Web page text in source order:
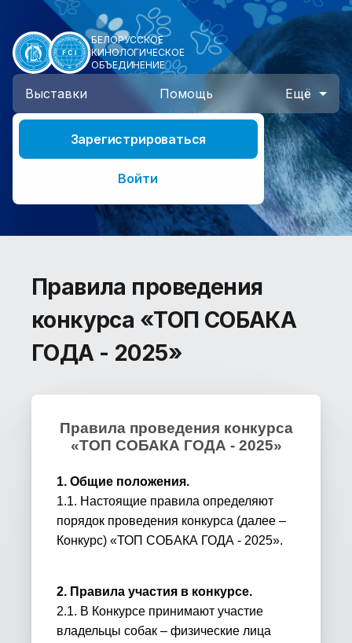
БЕЛОРУССКОЕ
КИНОЛОГИЧЕСКОЕ
ОБЪЕДИНЕНИЕ
Выставки Помощь Ещё
Зарегистрироваться
Войти
Правила проведения
конкурса «ТОП СОБАКА
ГОДА - 2025»
Правила проведения конкурса
«ТОП СОБАКА ГОДА - 2025»
1. Общие положения.
1.1. Настоящие правила определяют
порядок проведения конкурса (далее –
Конкурс) «ТОП СОБАКА ГОДА - 2025».
2. Правила участия в конкурсе.
2.1. В Конкурсе принимают участие
владельцы собак – физические лица